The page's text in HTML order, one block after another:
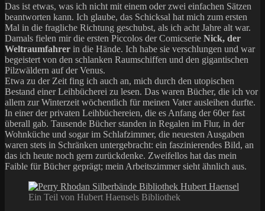
Das ist etwas, was ich nicht mit einem oder zwei einfachen Sätzen
beantworten kann. Ich glaube, das Schicksal hat mich zum ersten
Mal in die fragliche Richtung geschubst, als ich acht Jahre alt war.
Damals fielen mir die ersten Piccolos der Comicserie Nick, der
Weltraumfahrer in die Hände. Ich habe sie verschlungen und war
begeistert von den schlanken Raumschiffen und den gigantischen
Pilzwäldern auf der Venus.
Etwa zu der Zeit fing ich auch an, mich durch den utopischen
Bestand einer Leihbücherei zu lesen. Das waren Bücher, die ich vor
allem zur Winterzeit wöchentlich für meinen Vater ausleihen durfte.
In einer der privaten Leihbüchereien, die es Anfang der 60er fast
überall gab. Tausende Bücher standen in Regalen im Flur, in der
Wohnküche und sogar im Schlafzimmer, die neuesten Ausgaben
waren stets in Schränken untergebracht: ein faszinierendes Bild, an
das ich heute noch gern zurückdenke. Zweifellos hat das mein
Faible für Bücher geprägt; mein Arbeitszimmer sieht ähnlich aus.
Ein Teil von Hubert Haensels Bibliothek